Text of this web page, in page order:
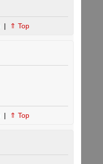
| ⇑ Top
| ⇑ Top